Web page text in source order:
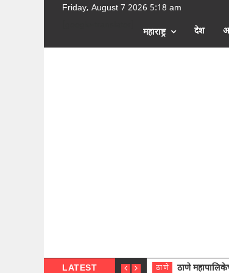
Friday, August 7 2026 5:18 am
महाराष्ट्र देश
LATEST ठाणे ठाणे महापालिकेच्या